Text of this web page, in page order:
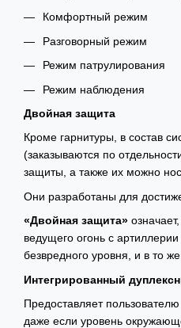
Комфортный режим
Разговорный режим
Режим патрулирования
Режим наблюдения
Двойная защита
Кроме гарнитуры, в состав
(заказываются по
защиты, а также их можно
Они разработаны для
«Двойная защита»
ведущего огонь с
безвредного уровня, и в то
Интегрированный
Предоставляет
даже если уровень